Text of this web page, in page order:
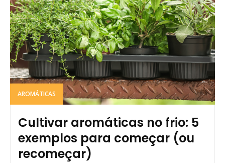
AROMÁTICAS
Cultivar aromáticas no frio: 5
exemplos para começar (ou
recomeçar)